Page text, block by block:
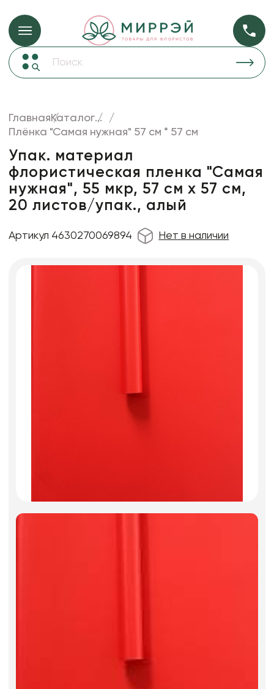
Упаковка для цветов и подарков Упаковка для
Коробки для цветов
Декор для дома
Лента
Товары для флористов
Пакеты для цветов и подарков
Искусственные цветы и растения
ГлавнаяКаталог...
Плёнка "Самая нужная" 57 см * 57 см
Упак. материал
флористическая пленка "Самая
нужная", 55 мкр, 57 см х 57 см,
20 листов/упак., алый
Артикул 4630270069894 Нет в наличии